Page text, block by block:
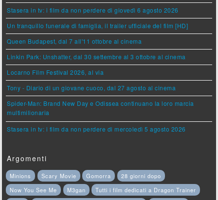
Stasera in tv: i film da non perdere di giovedì 6 agosto 2026
Un tranquillo funerale di famiglia, il trailer ufficiale del film [HD]
Queen Budapest, dal 7 all'11 ottobre al cinema
Linkin Park: Unshatter, dal 30 settembre al 3 ottobre al cinema
Locarno Film Festival 2026, al via
Tony - Diario di un giovane cuoco, dal 27 agosto al cinema
Spider-Man: Brand New Day e Odissea continuano la loro marcia
multimilionaria
Stasera in tv: i film da non perdere di mercoledì 5 agosto 2026
Argomenti
Minions Scary Movie Gomorra
28 giorni dopo
Now You See Me
M3gan
Tutti i film dedicati a Dragon Trainer